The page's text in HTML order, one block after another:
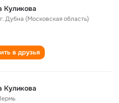
Куликова
г. Дубна (Московская область)
в друзья
Куликова